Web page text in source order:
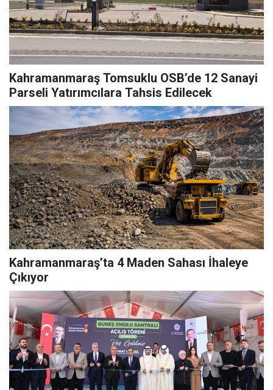
Kahramanmaraş Tomsuklu OSB’de 12 Sanayi
Parseli Yatırımcılara Tahsis Edilecek
Kahramanmaraş’ta 4 Maden Sahası İhaleye
Çıkıyor